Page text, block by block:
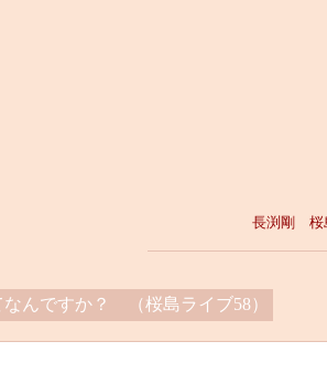
長渕剛 桜
んですか？ （桜島ライブ58）